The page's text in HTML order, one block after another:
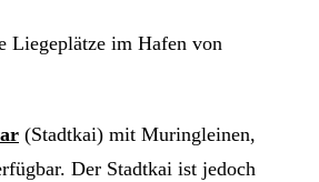
Liegeplätze im Hafen von
(Stadtkai) mit Muringleinen,
Der Stadtkai ist jedoch